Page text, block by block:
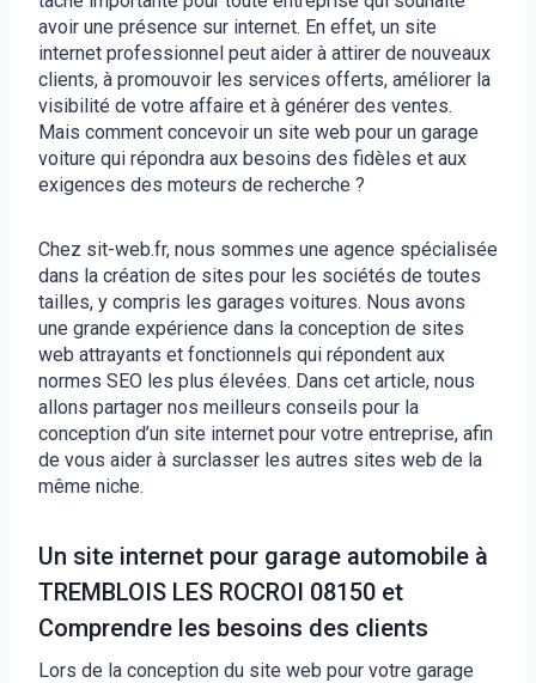
avoir une présence sur internet. En effet, un site
internet professionnel peut aider à attirer de nouveaux
clients, à promouvoir les services offerts, améliorer la
visibilité de votre affaire et à générer des ventes.
Mais comment concevoir un site web pour un garage
voiture qui répondra aux besoins des fidèles et aux
exigences des moteurs de recherche ?
Chez sit-web.fr, nous sommes une agence spécialisée
dans la création de sites pour les sociétés de toutes
tailles, y compris les garages voitures. Nous avons
une grande expérience dans la conception de sites
web attrayants et fonctionnels qui répondent aux
normes SEO les plus élevées. Dans cet article, nous
allons partager nos meilleurs conseils pour la
conception d’un site internet pour votre entreprise, afin
de vous aider à surclasser les autres sites web de la
même niche.
Un site internet pour garage automobile à
TREMBLOIS LES ROCROI 08150 et
Comprendre les besoins des clients
Lors de la conception du site web pour votre garage